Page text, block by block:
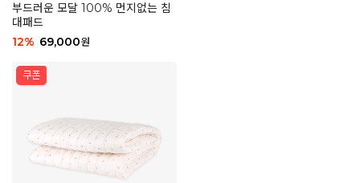
부드러운 모달 100% 먼지없는 침
대패드
12% 69,000원